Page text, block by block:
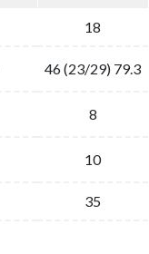
18
46 (23/29) 79.3
8
10
35